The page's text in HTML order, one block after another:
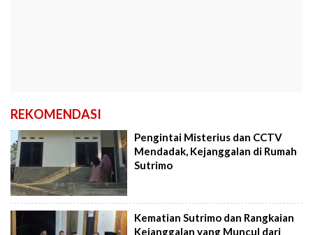
REKOMENDASI
Pengintai Misterius dan CCTV
Mendadak, Kejanggalan di Rumah
Sutrimo
Kematian Sutrimo dan Rangkaian
Kejanggalan yang Muncul dari